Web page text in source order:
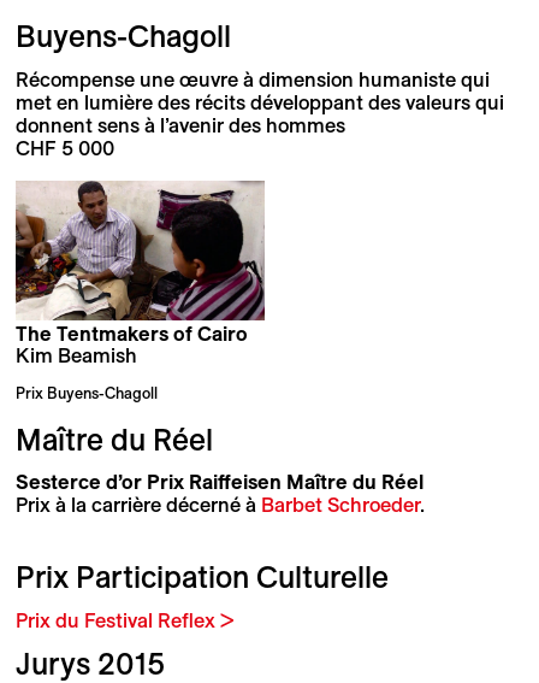
Buyens-Chagoll
Récompense une œuvre à dimension humaniste qui
met en lumière des récits développant des valeurs qui
donnent sens à l’avenir des hommes
CHF 5 000
The Tentmakers of Cairo
Kim Beamish
Prix Buyens-Chagoll
Maître du Réel
Sesterce d’or Prix Raiffeisen Maître du Réel
Prix à la carrière décerné à Barbet Schroeder.
Prix Participation Culturelle
Prix du Festival Reflex >
Jurys 2015